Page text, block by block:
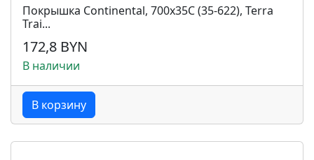
Покрышка Continental, 700x35C (35-622), Terra
Trai...
172,8 BYN
В наличии
В корзину